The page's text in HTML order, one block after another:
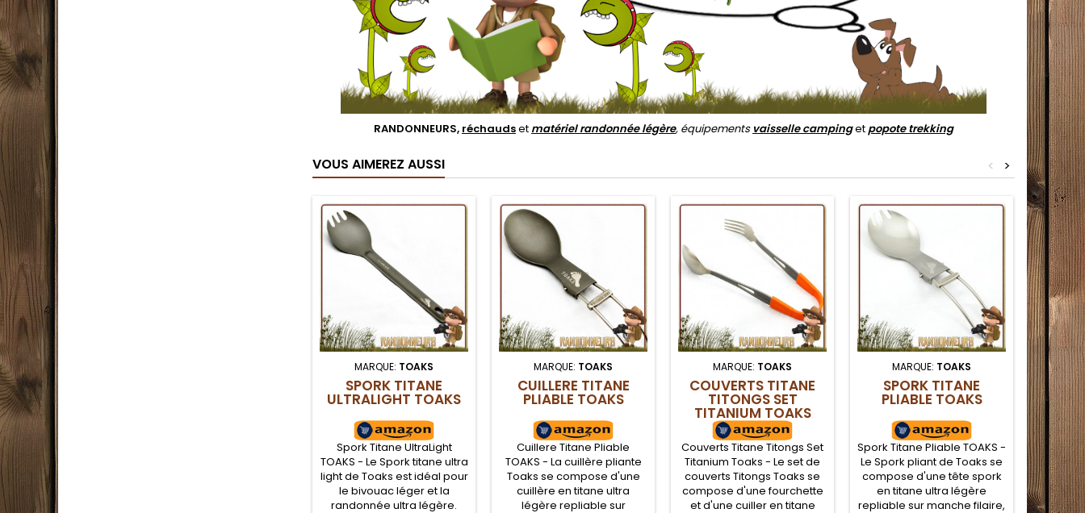
RANDONNEURS, réchaudset matériel randonnée légère, équipements vaisselle campingetpopote trekking
VOUS AIMEREZ AUSSI >
<
MARQUE: TOAKS
SPORK TITANE
ULTRALIGHT TOAKS
Spork Titane UltraLight
TOAKS - Le Spork titane ultra
light de Toaks est idéal pour
le bivouac léger et la
randonnée ultra légère.
MARQUE: TOAKS
CUILLERE TITANE
PLIABLE TOAKS
Cuillere Titane Pliable
TOAKS - La cuillère pliante
Toaks se compose d'une
cuillère en titane ultra
légère repliable sur
MARQUE: TOAKS
COUVERTS TITANE
TITONGS SET
TITANIUM TOAKS
Couverts Titane Titongs Set
Titanium Toaks - Le set de
couverts Titongs Toaks se
compose d'une fourchette
et d'une cuiller en titane
MARQUE: TOAKS
SPORK TITANE
PLIABLE TOAKS
Spork Titane Pliable TOAKS -
Le Spork pliant de Toaks se
compose d'une tête spork
en titane ultra légère
repliable sur manche filaire,
TASSE
- La
en
la
D'un